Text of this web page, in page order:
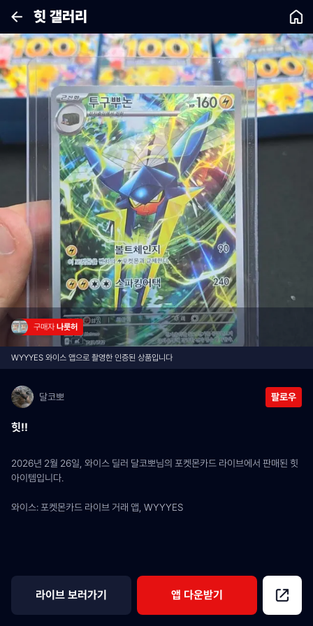
힛 갤러리
구매자 나룻허
WYYYES 와이스 앱으로 촬영한 인증된 상품입니다
달코뽀 팔로우
힛!!
2026년 2월 26일, 와이스 딜러 달코뽀님의 포켓몬카드 라이브에서 판매된 힛
아이템입니다.
와이스: 포켓몬카드 라이브 거래 앱, WYYYES
라이브 보러가기 앱 다운받기